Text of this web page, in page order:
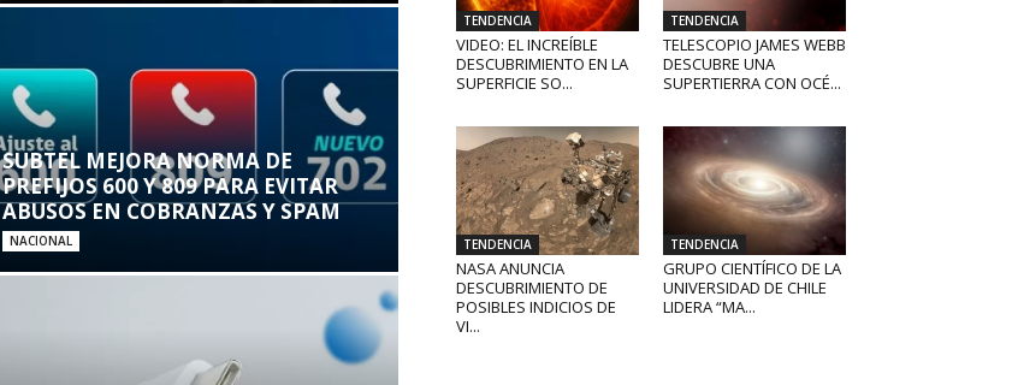
SUBTEL MEJORA NORMA DE
PREFIJOS 600 Y 809 PARA EVITAR
ABUSOS EN COBRANZAS Y SPAM
NACIONAL
TENDENCIA
VIDEO: EL INCREÍBLE
DESCUBRIMIENTO EN LA
SUPERFICIE SO...
TENDENCIA
TELESCOPIO JAMES WEBB
DESCUBRE UNA
SUPERTIERRA CON OCÉ...
TENDENCIA
NASA ANUNCIA
DESCUBRIMIENTO DE
POSIBLES INDICIOS DE
VI...
TENDENCIA
GRUPO CIENTÍFICO DE LA
UNIVERSIDAD DE CHILE
LIDERA “MA...